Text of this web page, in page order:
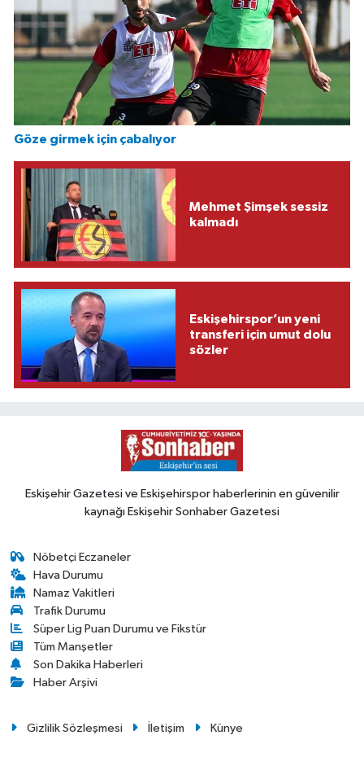
Göze girmek için çabalıyor
Mehmet Şimşek sessiz
kalmadı
Eskişehirspor’un yeni
transferi için umut dolu
sözler
Eskişehir Gazetesi ve Eskişehirspor haberlerinin en güvenilir
kaynağı Eskişehir Sonhaber Gazetesi
Nöbetçi Eczaneler
Hava Durumu
Namaz Vakitleri
Trafik Durumu
Süper Lig Puan Durumu ve Fikstür
Tüm Manşetler
Son Dakika Haberleri
Haber Arşivi
Gizlilik Sözleşmesi İletişim Künye